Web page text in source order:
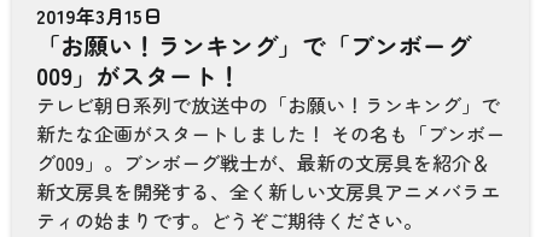
2019年3月15日
「お願い！ランキング」で「ブンボーグ
009」がスタート！
テレビ朝日系列で放送中の「お願い！ランキング」で
新たな企画がスタートしました！ その名も「ブンボー
グ009」。ブンボーグ戦士が、最新の文房具を紹介＆
新文房具を開発する、全く新しい文房具アニメバラエ
ティの始まりです。どうぞご期待ください。